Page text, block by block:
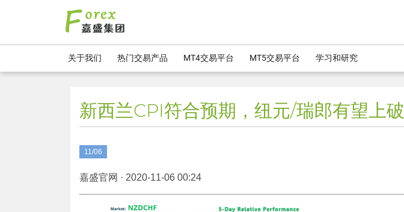
关于我们 热门交易产品 MT4交易平台 MT5交易平台 学习和研究
新西兰CPI符合预期，纽元/瑞郎有望上破
11/06
嘉盛官网 · 2020-11-06 00:24